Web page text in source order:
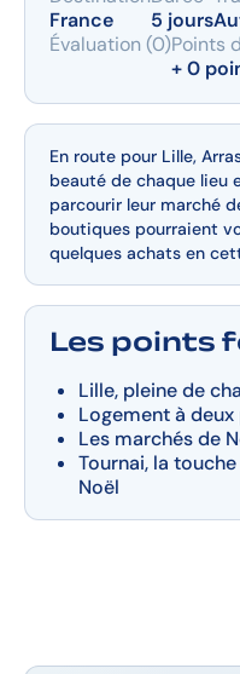
France
5 jours
Évaluation (0)Points
+ 0
En route pour Lille,
beauté de chaque lieu
parcourir leur marché
boutiques pourraient
quelques achats en
Les points
Lille, pleine de
Logement à
Les marchés de
Tournai, la
Noël